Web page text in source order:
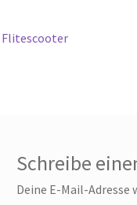
Vorheriger
Flitescooter
Schreibe
Deine E-Mail-